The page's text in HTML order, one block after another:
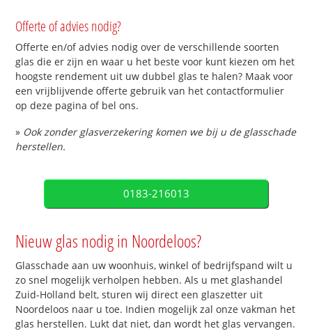
Offerte of advies nodig?
Offerte en/of advies nodig over de verschillende soorten
glas die er zijn en waar u het beste voor kunt kiezen om het
hoogste rendement uit uw dubbel glas te halen? Maak voor
een vrijblijvende offerte gebruik van het contactformulier
op deze pagina of bel ons.
» Ook zonder glasverzekering komen we bij u de glasschade
herstellen.
0183-216013
Nieuw glas nodig in Noordeloos?
Glasschade aan uw woonhuis, winkel of bedrijfspand wilt u
zo snel mogelijk verholpen hebben. Als u met glashandel
Zuid-Holland belt, sturen wij direct een glaszetter uit
Noordeloos naar u toe. Indien mogelijk zal onze vakman het
glas herstellen. Lukt dat niet, dan wordt het glas vervangen.